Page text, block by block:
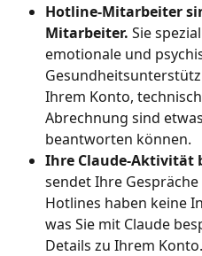
Hotline-Mitarbeiter
Mitarbeiter. Sie
emotionale und
Ihrem Konto,
Abrechnung sind
beantworten können.
Ihre Claude-Aktivität
sendet Ihre
Hotlines haben keine
was Sie mit Claude
Details zu Ihrem Konto.